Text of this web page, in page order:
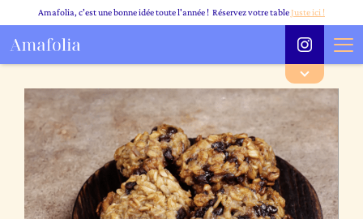
Amafolia, c'est une bonne idée toute l'année ! Réservez votre tableJuste ici !